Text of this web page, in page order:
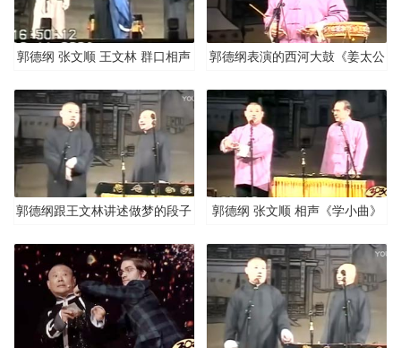
郭德纲 张文顺 王文林 群口相声
郭德纲表演的西河大鼓《姜太公
郭德纲跟王文林讲述做梦的段子
郭德纲 张文顺 相声《学小曲》